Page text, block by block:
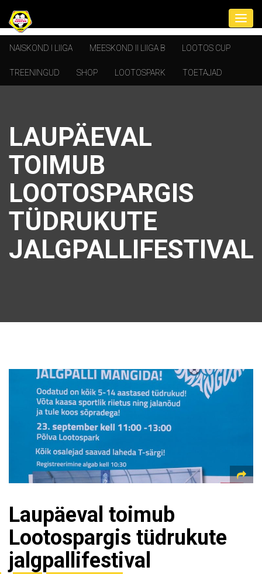
NAISKOND I LIIGA MEESKOND II LIIGA B LOOTOS CUP
TREENINGUD SHOP LOOTOSPARK TOETAJAD
LAUPÄEVAL
TOIMUB
LOOTOSPARGIS
TÜDRUKUTE
JALGPALLIFESTIVAL
Laupäeval toimub
Lootospargis tüdrukute
jalgpallifestival